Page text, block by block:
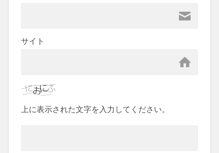
サイト
上に表示された文字を入力してください。